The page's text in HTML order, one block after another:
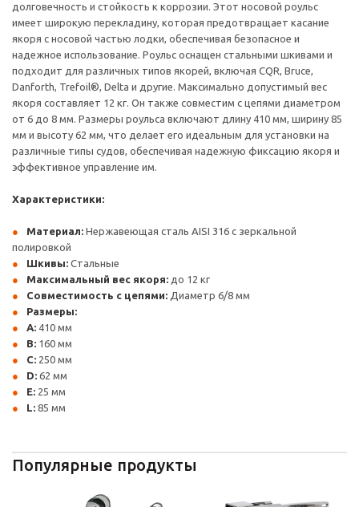
долговечность и стойкость к коррозии. Этот носовой роульс
имеет широкую перекладину, которая предотвращает касание
якоря с носовой частью лодки, обеспечивая безопасное и
надежное использование. Роульс оснащен стальными шкивами и
подходит для различных типов якорей, включая CQR, Bruce,
Danforth, Trefoil®, Delta и другие. Максимально допустимый вес
якоря составляет 12 кг. Он также совместим с цепями диаметром
от 6 до 8 мм. Размеры роульса включают длину 410 мм, ширину 85
мм и высоту 62 мм, что делает его идеальным для установки на
различные типы судов, обеспечивая надежную фиксацию якоря и
эффективное управление им.
Характеристики:
Материал: Нержавеющая сталь AISI 316 с зеркальной
полировкой
Шкивы: Стальные
Максимальный вес якоря: до 12 кг
Совместимость с цепями: Диаметр 6/8 мм
Размеры:
A: 410 мм
B: 160 мм
C: 250 мм
D: 62 мм
E: 25 мм
L: 85 мм
Популярные продукты